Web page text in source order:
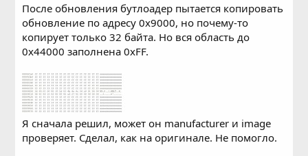
После обновления бутлоадер пытается копировать
обновление по адресу 0x9000, но почему-то
копирует только 32 байта. Но вся область до
0x44000 заполнена 0xFF.
Я сначала решил, может он manufacturer и image
проверяет. Сделал, как на оригинале. Не помогло.